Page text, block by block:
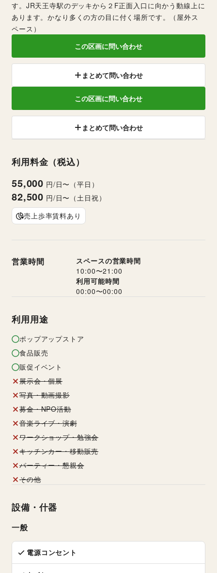
す。JR天王寺駅のデッキから２F正面入口に向かう動線上に
あります。かなり多くの方の目に付く場所です。（屋外ス
ペース）
この区画に問い合わせ
まとめて問い合わせ
この区画に問い合わせ
まとめて問い合わせ
利用料金（税込）
55,000 円/日〜（平日）
82,500 円/日〜（土日祝）
売上歩率賃料あり
営業時間
スペースの営業時間
10:00〜21:00
利用可能時間
00:00〜00:00
利用用途
ポップアップストア
食品販売
販促イベント
展示会・個展
写真・動画撮影
募金・NPO活動
音楽ライブ・演劇
ワークショップ・勉強会
キッチンカー・移動販売
パーティー・懇親会
その他
設備・什器
一般
電源コンセント